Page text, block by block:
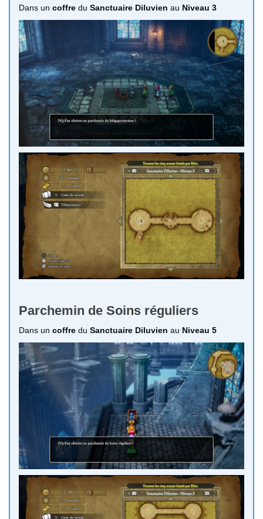
Dans un coffre du Sanctuaire Diluvien au Niveau 3
Parchemin de Soins réguliers
Dans un coffre du Sanctuaire Diluvien au Niveau 5